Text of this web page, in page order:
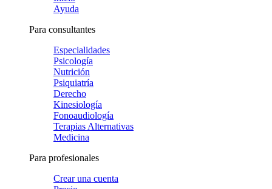
Ayuda
Para consultantes
Especialidades
Psicología
Nutrición
Psiquiatría
Derecho
Kinesiología
Fonoaudiología
Terapias Alternativas
Medicina
Para profesionales
Crear una cuenta